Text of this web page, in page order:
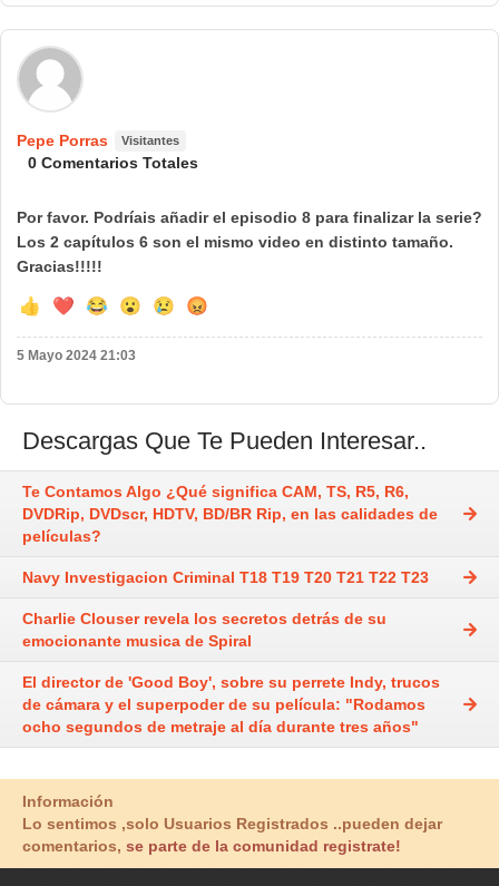
Pepe Porras Visitantes
0 Comentarios Totales
Por favor. Podríais añadir el episodio 8 para finalizar la serie?
Los 2 capítulos 6 son el mismo video en distinto tamaño.
Gracias!!!!!
👍 ❤️ 😂 😮 😢 😡
5 Mayo 2024 21:03
Descargas Que Te Pueden Interesar..
Te Contamos Algo ¿Qué significa CAM, TS, R5, R6,
DVDRip, DVDscr, HDTV, BD/BR Rip, en las calidades de
películas?
Navy Investigacion Criminal T18 T19 T20 T21 T22 T23
Charlie Clouser revela los secretos detrás de su
emocionante musica de Spiral
El director de 'Good Boy', sobre su perrete Indy, trucos
de cámara y el superpoder de su película: "Rodamos
ocho segundos de metraje al día durante tres años"
Información
Lo sentimos ,solo Usuarios Registrados ..pueden dejar
comentarios, se parte de la comunidad registrate!